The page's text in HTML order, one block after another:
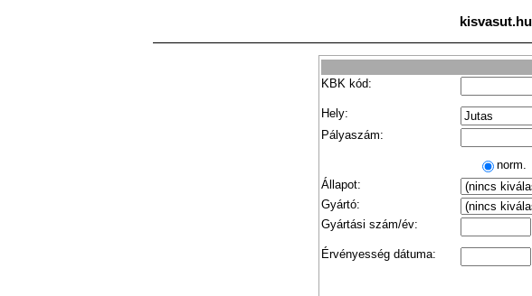
KBK kód:
Hely:
Pályaszám:
norm.
Állapot:
Gyártó:
Gyártási szám/év:
Érvényesség dátuma: